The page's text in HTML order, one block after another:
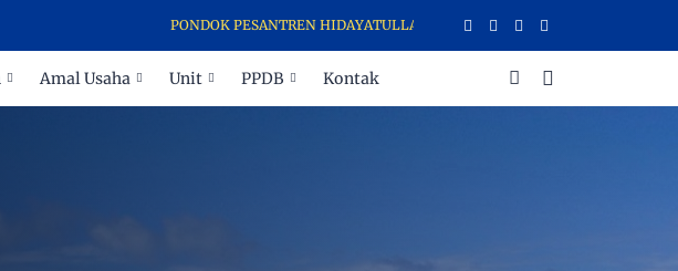
PONDOK PESANTREN HIDAYATULLAH TERNATE MENERIMA DAN
Amal Usaha Unit PPDB Kontak